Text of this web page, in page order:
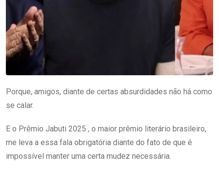
Porque, amigos, diante de certas absurdidades não há como
se calar.
E o Prêmio Jabuti 2025 , o maior prêmio literário brasileiro,
me leva a essa fala obrigatória diante do fato de que é
impossível manter uma certa mudez necessária.